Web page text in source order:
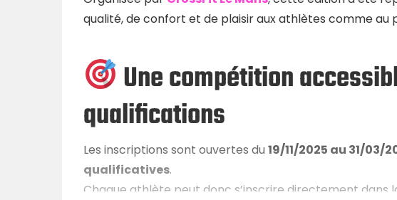
qualité, de confort et de plaisir aux athlètes comme au
Une compétition
qualifications
Les inscriptions sont ouvertes du 19/11/2025 au 31/03/
qualificatives.
Chaque athlète peut donc s’inscrire directement dans